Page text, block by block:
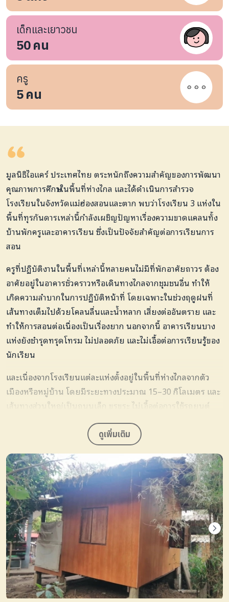
เด็กและเยาวชน
50คน
ครู
5คน
มูลนิธิไอแคร์ ประเทศไทย ตระหนักถึงความสำคัญของการพัฒนา
คุณภาพการศึกษาในพื้นที่ห่างไกล และได้ดำเนินการสำรวจ
โรงเรียนในจังหวัดแม่ฮ่องสอนและตาก พบว่าโรงเรียน 3 แห่งใน
พื้นที่ทุรกันดารเหล่านี้กำลังเผชิญปัญหาเรื่องความขาดแคลนทั้ง
บ้านพักครูและอาคารเรียน ซึ่งเป็นปัจจัยสำคัญต่อการเรียนการ
สอน
ครูที่ปฏิบัติงานในพื้นที่เหล่านี้หลายคนไม่มีที่พักอาศัยถาวร ต้อง
อาศัยอยู่ในอาคารชั่วคราวหรือเดินทางไกลจากชุมชนอื่น ทำให้
เกิดความลำบากในการปฏิบัติหน้าที่ โดยเฉพาะในช่วงฤดูฝนที่
เส้นทางเต็มไปด้วยโคลนลื่นและน้ำหลาก เสี่ยงต่ออันตราย และ
ทำให้การสอนต่อเนื่องเป็นเรื่องยาก นอกจากนี้ อาคารเรียนบาง
แห่งยังชำรุดทรุดโทรม ไม่ปลอดภัย และไม่เอื้อต่อการเรียนรู้ของ
นักเรียน
และเนื่องจากโรงเรียนแต่ละแห่งตั้งอยู่ในพื้นที่ห่างไกลจากตัว
เมืองหรือหมู่บ้าน โดยมีระยะทางประมาณ 15–30 กิโลเมตร และ
เส้นทางส่วนใหญ่เป็นถนนเล็ก ขรุขระ ไม่เอื้อต่อการใช้รถยนต์
โรงเรียนจึงมีความจำเป็นต้องใช้รถจักรยานยนต์เพื่อใช้ในภารกิจ
เร่งด่วน เช่น การจัดหายารักษาโรค หรือแม้กระทั่งการนำตัว
นักเรียนที่ป่วยลงไปรักษายังสถานพยาบาลที่อยู่ในพื้นที่ราบ
ด้วยเหตุนี้ มูลนิธิไอแคร์ ประเทศไทย จึงได้ระดมทุนเพื่อสร้าง
บ้านพักครู 2 หลัง และอาคารเรียนใหม่ 1 หลัง รวมถึง
จักรยานยนต์ 4 คัน ให้แก่โรงเรียนที่ขาดแคลน เพื่อให้ครูมีที่อยู่
อาศัยที่ปลอดภัยและเหมาะสม และนักเรียนมีสภาพแวดล้อมใน
การเรียนรู้ที่ดียิ่งขึ้น โครงการนี้จะช่วยสนับสนุนให้การเรียนการ
สอนในพื้นที่ห่างไกลมีคุณภาพ และสร้างโอกาสทางการศึกษาที่
ยั่งยืนสำหรับทุกคน
ดูเพิ่มเติม